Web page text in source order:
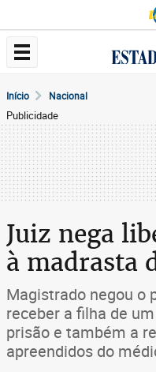
Início Nacional
Publicidade
Juiz nega
à madrasta
Magistrado negou o
receber a filha de
prisão e também a
apreendidos do